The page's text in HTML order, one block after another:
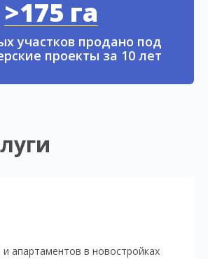
>175 га
участков продано под
проекты за 10 лет
апартаментов в новостройках